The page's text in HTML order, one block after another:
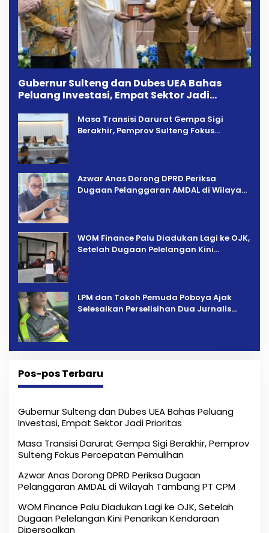
Gubernur Sulteng dan Dubes UEA Bahas
Peluang Investasi, Empat Sektor Jadi
Masa Transisi Darurat Gempa Sigi
Berakhir, Pemprov Sulteng Fokus
Azwar Anas Dorong DPRD Periksa
Dugaan Pelanggaran AMDAL di Wilayah
‎WOM Finance Palu Diadukan Lagi ke OJK,
Setelah Dugaan Pelelangan Kini
LPM dan Tokoh Pemuda Poboya Ajak
Selesaikan Perselisihan Dua Jurnalis
Pos-pos Terbaru
Gubernur Sulteng dan Dubes UEA Bahas Peluang
Investasi, Empat Sektor Jadi Prioritas
Masa Transisi Darurat Gempa Sigi Berakhir, Pemprov
Sulteng Fokus Percepatan Pemulihan
Azwar Anas Dorong DPRD Periksa Dugaan
Pelanggaran AMDAL di Wilayah Tambang PT CPM
‎WOM Finance Palu Diadukan Lagi ke OJK, Setelah
Dugaan Pelelangan Kini Penarikan Kendaraan
Dipersoalkan ‎